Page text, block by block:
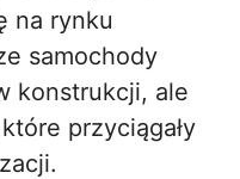
na rynku
samochody
konstrukcji, ale
przyciągały